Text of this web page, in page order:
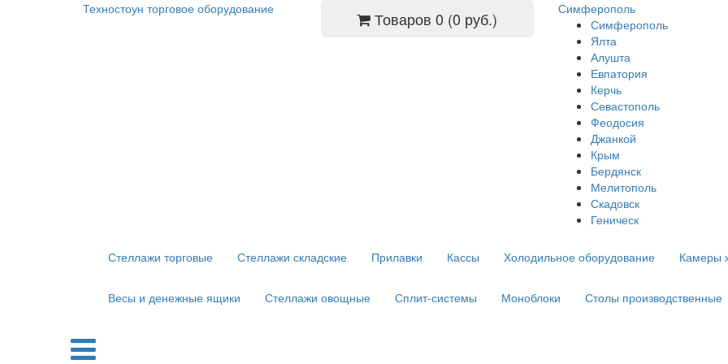
Техностоун торговое оборудование Товаров 0 (0 руб.)
Симферополь
Симферополь
Ялта
Алушта
Евпатория
Керчь
Севастополь
Феодосия
Джанкой
Крым
Бердянск
Мелитополь
Скадовск
Геническ
Стеллажи торговые Стеллажи складские Прилавки Кассы Холодильное оборудование Камеры
Весы и денежные ящики Стеллажи овощные Сплит-системы Моноблоки Столы производственные